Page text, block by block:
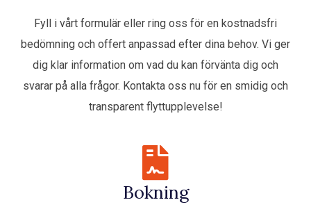
Fyll i vårt formulär eller ring oss för en kostnadsfri
bedömning och offert anpassad efter dina behov. Vi ger
dig klar information om vad du kan förvänta dig och
svarar på alla frågor. Kontakta oss nu för en smidig och
transparent flyttupplevelse!
Bokning